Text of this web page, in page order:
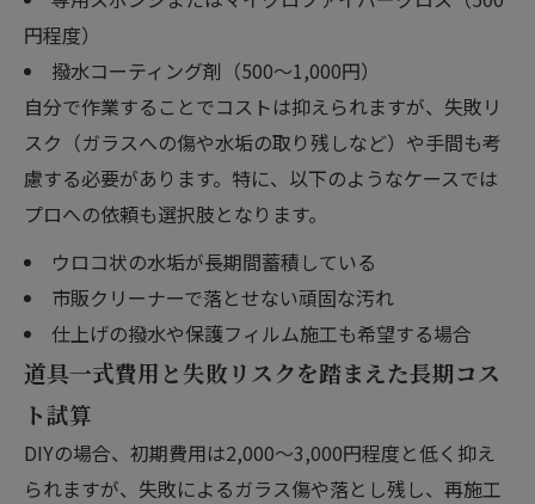
円程度）
撥水コーティング剤（500〜1,000円）
自分で作業することでコストは抑えられますが、失敗リ
スク（ガラスへの傷や水垢の取り残しなど）や手間も考
慮する必要があります。特に、以下のようなケースでは
プロへの依頼も選択肢となります。
ウロコ状の水垢が長期間蓄積している
市販クリーナーで落とせない頑固な汚れ
仕上げの撥水や保護フィルム施工も希望する場合
道具一式費用と失敗リスクを踏まえた長期コス
ト試算
DIYの場合、初期費用は2,000〜3,000円程度と低く抑え
られますが、失敗によるガラス傷や落とし残し、再施工